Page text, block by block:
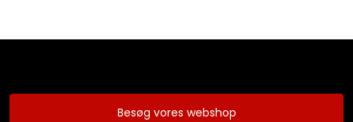
Besøg vores webshop